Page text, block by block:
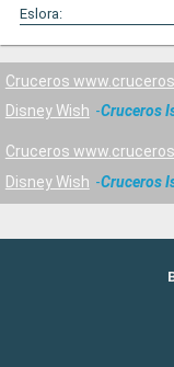
Eslora:
Cruceros
Disney Wish
Cruceros
Cruceros
Disney Wish
Cruceros